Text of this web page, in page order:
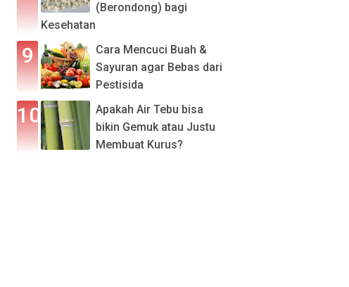
(Berondong) bagi
Kesehatan
Cara Mencuci Buah &
Sayuran agar Bebas dari
Pestisida
Apakah Air Tebu bisa
bikin Gemuk atau Justu
Membuat Kurus?